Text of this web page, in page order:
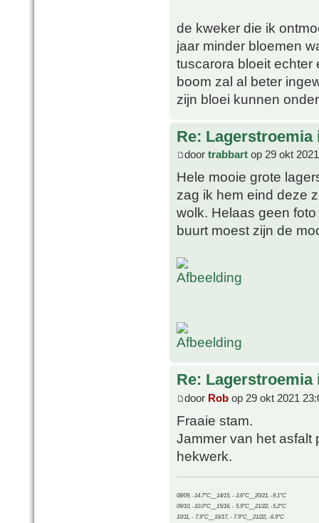
de kweker die ik
jaar minder bloemen
tuscarora bloeit echter
boom zal al beter
zijn bloei kunnen
Re:
door trabbart op 29 okt
Hele mooie grote
zag ik hem eind deze
wolk. Helaas geen
buurt moest zijn de
Re:
door Rob op 29 okt 2021
Fraaie stam.
Jammer van het asfalt
hekwerk.
08/09, -14.7°C__14/15, - 3.6°C__20/21, -9.1°C
09/10, -10.0°C__15/16, - 5.9°C__21/22, -5.2°C
10/11, - 7.9°C__16/17, - 7.9°C__21/22, -6.9°C